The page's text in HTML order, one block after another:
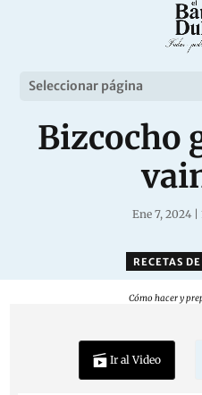
Seleccionar página
Bizcocho
Ene 7, 2024|
RECETAS
Cómo hacer y
Ir al Video